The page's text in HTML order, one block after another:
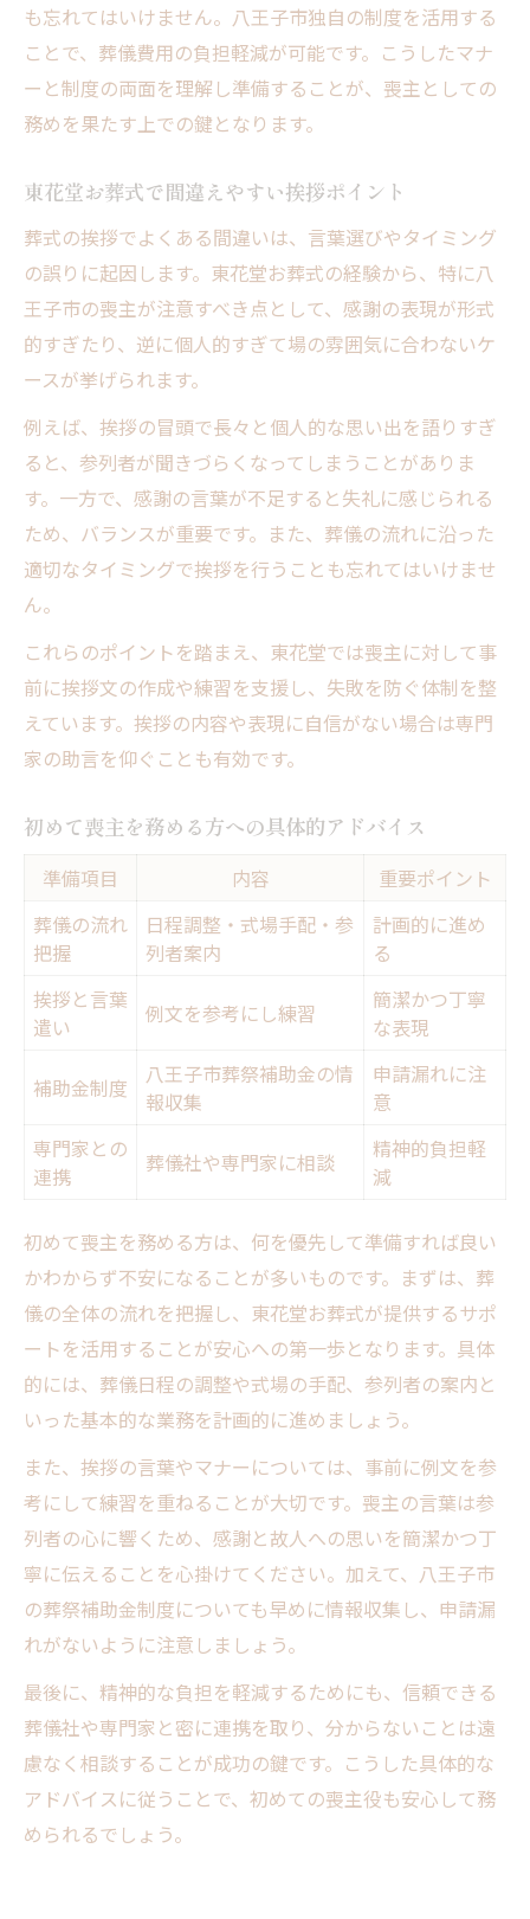
も忘れてはいけません。八王子市独自の制度を活用する
ことで、葬儀費用の負担軽減が可能です。こうしたマナ
ーと制度の両面を理解し準備することが、喪主としての
務めを果たす上での鍵となります。
東花堂お葬式で間違えやすい挨拶ポイント
葬式の挨拶でよくある間違いは、言葉選びやタイミング
の誤りに起因します。東花堂お葬式の経験から、特に八
王子市の喪主が注意すべき点として、感謝の表現が形式
的すぎたり、逆に個人的すぎて場の雰囲気に合わないケ
ースが挙げられます。
例えば、挨拶の冒頭で長々と個人的な思い出を語りすぎ
ると、参列者が聞きづらくなってしまうことがありま
す。一方で、感謝の言葉が不足すると失礼に感じられる
ため、バランスが重要です。また、葬儀の流れに沿った
適切なタイミングで挨拶を行うことも忘れてはいけませ
ん。
これらのポイントを踏まえ、東花堂では喪主に対して事
前に挨拶文の作成や練習を支援し、失敗を防ぐ体制を整
えています。挨拶の内容や表現に自信がない場合は専門
家の助言を仰ぐことも有効です。
初めて喪主を務める方への具体的アドバイス
準備項目 内容
重要ポイント
葬儀の流れ
把握
日程調整・式場手配・参
列者案内
計画的に進め
る
挨拶と言葉
遣い
例文を参考にし練習
簡潔かつ丁寧
な表現
補助金制度
八王子市葬祭補助金の情
報収集
申請漏れに注
意
専門家との
連携
葬儀社や専門家に相談
精神的負担軽
減
初めて喪主を務める方は、何を優先して準備すれば良い
かわからず不安になることが多いものです。まずは、葬
儀の全体の流れを把握し、東花堂お葬式が提供するサポ
ートを活用することが安心への第一歩となります。具体
的には、葬儀日程の調整や式場の手配、参列者の案内と
いった基本的な業務を計画的に進めましょう。
また、挨拶の言葉やマナーについては、事前に例文を参
考にして練習を重ねることが大切です。喪主の言葉は参
列者の心に響くため、感謝と故人への思いを簡潔かつ丁
寧に伝えることを心掛けてください。加えて、八王子市
の葬祭補助金制度についても早めに情報収集し、申請漏
れがないように注意しましょう。
最後に、精神的な負担を軽減するためにも、信頼できる
葬儀社や専門家と密に連携を取り、分からないことは遠
慮なく相談することが成功の鍵です。こうした具体的な
アドバイスに従うことで、初めての喪主役も安心して務
められるでしょう。